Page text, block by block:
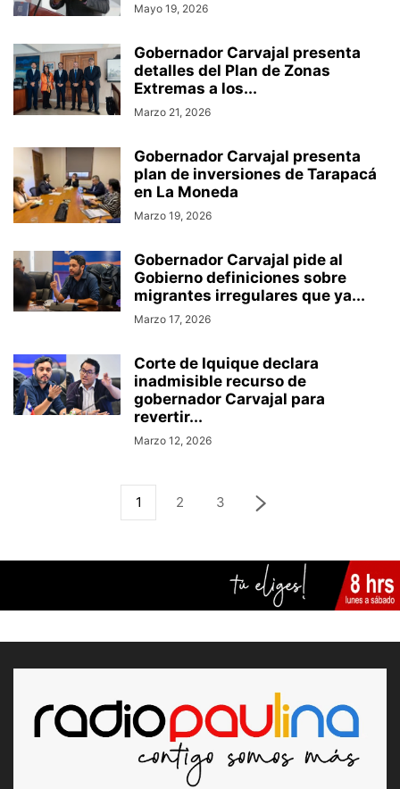
Mayo 19, 2026
Gobernador Carvajal presenta
detalles del Plan de Zonas
Extremas a los...
Marzo 21, 2026
Gobernador Carvajal presenta
plan de inversiones de Tarapacá
en La Moneda
Marzo 19, 2026
Gobernador Carvajal pide al
Gobierno definiciones sobre
migrantes irregulares que ya...
Marzo 17, 2026
Corte de Iquique declara
inadmisible recurso de
gobernador Carvajal para
revertir...
Marzo 12, 2026
1 2 3